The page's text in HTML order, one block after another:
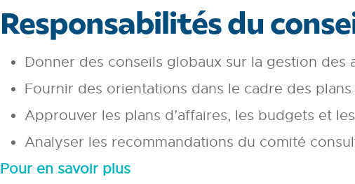
Responsabilités du
Donner des conseils globaux sur la gestion des
Fournir des orientations dans le cadre des
Approuver les plans d’affaires, les budgets et
Analyser les recommandations du comité
Pour en savoir plus